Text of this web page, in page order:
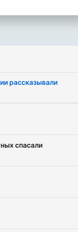
не
рассказывали
спасали